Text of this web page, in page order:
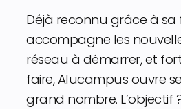
Déjà reconnu grâce à
accompagne les
réseau à démarrer, et
faire, Alucampus ouvre
grand nombre. L’objectif